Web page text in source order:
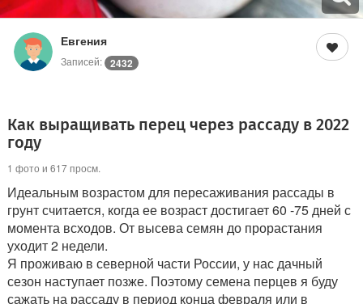
Евгения
Записей: 2432
Как выращивать перец через рассаду в 2022
году
1 фото и 617 просм.
Идеальным возрастом для пересаживания рассады в
грунт считается, когда ее возраст достигает 60 -75 дней с
момента всходов. От высева семян до прорастания
уходит 2 недели.
Я проживаю в северной части России, у нас дачный
сезон наступает позже. Поэтому семена перцев я буду
сажать на рассаду в период конца февраля или в